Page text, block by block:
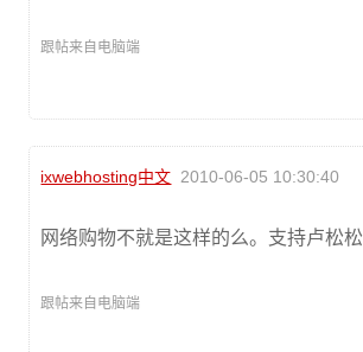
跟帖来自电脑端
ixwebhosting中文 2010-06-05 10:30:40
网络购物不就是这样的么。支持卢松松
跟帖来自电脑端